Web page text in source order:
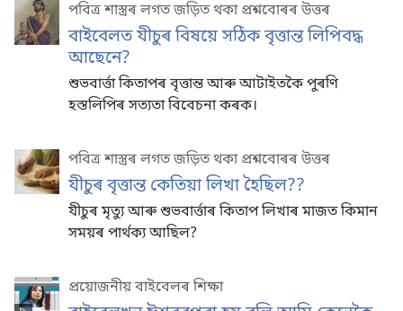
পবিত্ৰ শাস্ত্ৰৰ লগত জড়িত থকা প্ৰশ্নবোৰৰ উত্তৰ
বাইবেলত যীচুৰ বিষয়ে সঠিক বৃত্তান্ত লিপিবদ্ধ
আছেনে?
শুভবাৰ্ত্তা কিতাপৰ বৃত্তান্ত আৰু আটাইতকৈ পুৰণি
হস্তলিপিৰ সত্যতা বিবেচনা কৰক।
পবিত্ৰ শাস্ত্ৰৰ লগত জড়িত থকা প্ৰশ্নবোৰৰ উত্তৰ
যীচুৰ বৃত্তান্ত কেতিয়া লিখা হৈছিল??
যীচুৰ মৃত্যু আৰু শুভবাৰ্ত্তাৰ কিতাপ লিখাৰ মাজত কিমান
সময়ৰ পাৰ্থক্য আছিল?
প্ৰয়োজনীয় বাইবেলৰ শিক্ষা